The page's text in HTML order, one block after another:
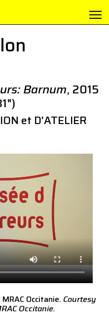
Barnum, 2015
et D'ATELIER
Occitanie. Courtesy
Occitanie.